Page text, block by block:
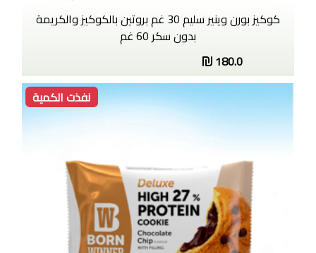
كوكيز بورن وينير سليم 30 غم بروتين بالكوكيز والكريمة
بدون سكر 60 غم
180.0
نفذت الكمية